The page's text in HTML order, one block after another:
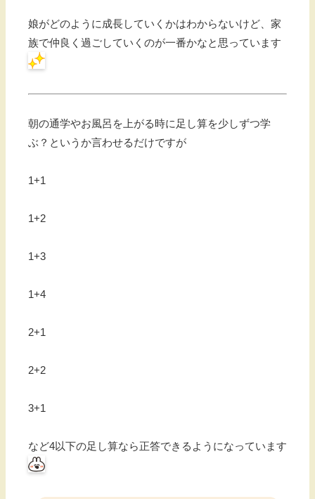
娘がどのように成長していくかはわからないけど、家
族で仲良く過ごしていくのが一番かなと思っています
朝の通学やお風呂を上がる時に足し算を少しずつ学
ぶ？というか言わせるだけですが
1+1
1+2
1+3
1+4
2+1
2+2
3+1
など4以下の足し算なら正答できるようになっています